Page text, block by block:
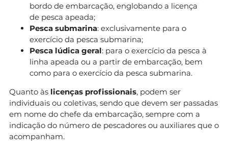
bordo de embarcação, englobando a licença
de pesca apeada;
Pesca submarina: exclusivamente para o
exercício da pesca submarina;
Pesca lúdica geral: para o exercício da pesca à
linha apeada ou a partir de embarcação, bem
como para o exercício da pesca submarina.
Quanto às licenças profissionais, podem ser
individuais ou coletivas, sendo que devem ser passadas
em nome do chefe da embarcação, sempre com a
indicação do número de pescadores ou auxiliares que o
acompanham.